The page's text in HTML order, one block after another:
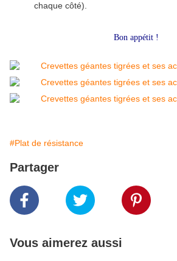
chaque côté).
Bon appétit !
#Plat de résistance
Partager
Vous aimerez aussi